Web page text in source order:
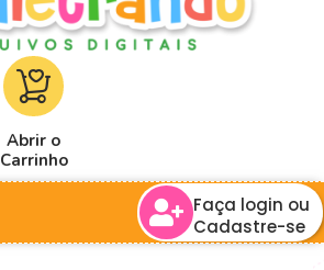
Abrir o
Carrinho
Faça login ou
Cadastre-se